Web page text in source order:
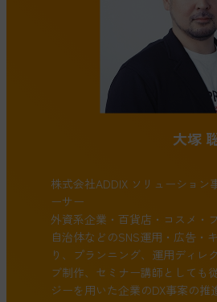
大塚
株式会社ADDIX ソリューション
ーサー
外資系企業・百貨店・コスメ・
自治体などのSNS運用・広告・
り、プランニング、運用ディレ
ブ制作、セミナー講師としても
ジーを用いた企業のDX事案の推